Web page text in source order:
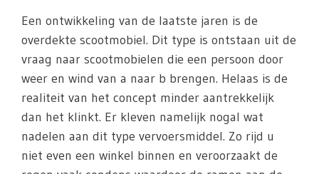
Een ontwikkeling van de laatste jaren is de
overdekte scootmobiel. Dit type is ontstaan uit de
vraag naar scootmobielen die een persoon door
weer en wind van a naar b brengen. Helaas is de
realiteit van het concept minder aantrekkelijk
dan het klinkt. Er kleven namelijk nogal wat
nadelen aan dit type vervoersmiddel. Zo rijd u
niet even een winkel binnen en veroorzaakt de